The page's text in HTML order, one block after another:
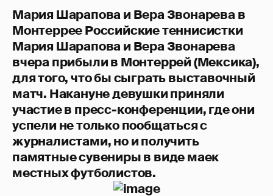
Мария Шарапова и Вера Звонарева в
Монтеррее Российские теннисистки
Мария Шарапова и Вера Звонарева
вчера прибыли в Монтеррей (Мексика),
для того, что бы сыграть выставочный
матч. Накануне девушки приняли
участие в пресс-конференции, где они
успели не только пообщаться с
журналистами, но и получить
памятные сувениры в виде маек
местных футболистов.